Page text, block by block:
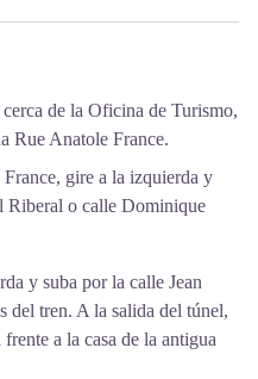
de la Oficina de Turismo,
Rue Anatole France.
gire a la izquierda y
Riberal o calle Dominique
y suba por la calle Jean
del tren. A la salida del túnel,
a la casa de la antigua